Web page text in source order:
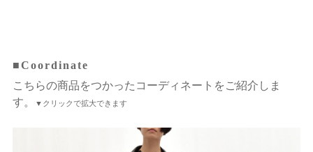
■Coordinate
こちらの商品をつかったコーディネートをご紹介しま
す。
▼クリックで拡大できます